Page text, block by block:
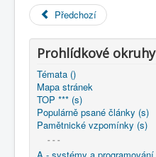
KNIHOVNA
COBOL
O nás
Úvod D - lidé
vizitky jmen abecedně
Předchozí
Prohlídkové okruhy
Témata ()
Mapa stránek
TOP *** (s)
Populárně psané články (s)
Pamětnické vzpomínky (s)
- - -